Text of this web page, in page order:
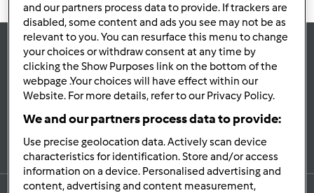
Bądźna bieżąco
Zapisz się do naszego newslettera
and our partners process data to provide. If trackers are
disabled, some content and ads you see may not be as
relevant to you. You can resurface this menu to change
your choices or withdraw consent at any time by
clicking the Show Purposes link on the bottom of the
webpage .Your choices will have effect within our
Website. For more details, refer to our Privacy Policy.
We and our partners process data to provide:
Use precise geolocation data. Actively scan device
characteristics for identification. Store and/or access
information on a device. Personalised advertising and
content, advertising and content measurement,